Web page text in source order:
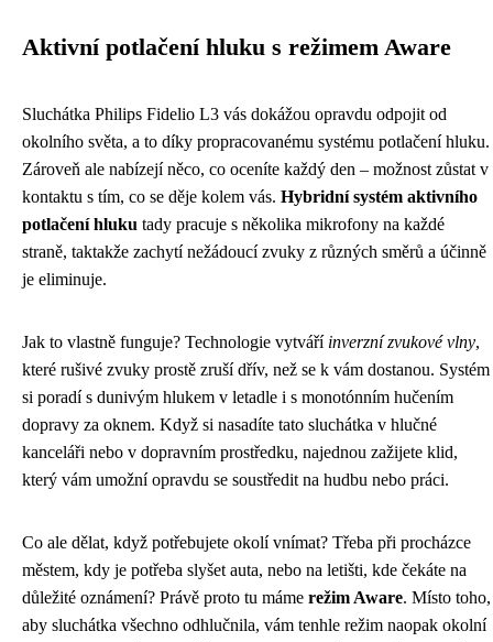
Aktivní potlačení hluku s režimem Aware
Sluchátka Philips Fidelio L3 vás dokážou opravdu odpojit od
okolního světa, a to díky propracovanému systému potlačení hluku.
Zároveň ale nabízejí něco, co oceníte každý den – možnost zůstat v
kontaktu s tím, co se děje kolem vás. Hybridní systém aktivního
potlačení hluku tady pracuje s několika mikrofony na každé
straně, taktakže zachytí nežádoucí zvuky z různých směrů a účinně
je eliminuje.
Jak to vlastně funguje? Technologie vytváří inverzní zvukové vlny,
které rušivé zvuky prostě zruší dřív, než se k vám dostanou. Systém
si poradí s dunivým hlukem v letadle i s monotónním hučením
dopravy za oknem. Když si nasadíte tato sluchátka v hlučné
kanceláři nebo v dopravním prostředku, najednou zažijete klid,
který vám umožní opravdu se soustředit na hudbu nebo práci.
Co ale dělat, když potřebujete okolí vnímat? Třeba při procházce
městem, kdy je potřeba slyšet auta, nebo na letišti, kde čekáte na
důležité oznámení? Právě proto tu máme režim Aware. Místo toho,
aby sluchátka všechno odhlučnila, vám tenhle režim naopak okolní